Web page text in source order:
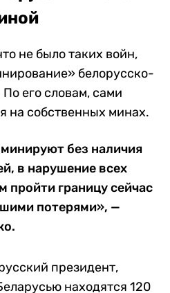
не было таких войн,
белорусско-
его словам, сами
на собственных минах.
без наличия
в нарушение всех
пройти границу сейчас
потерями», —
президент,
находятся 120